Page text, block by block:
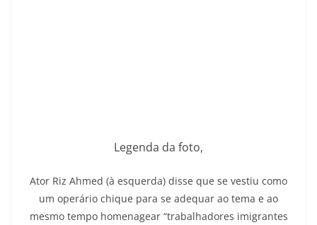
Legenda da foto,
Ator Riz Ahmed (à esquerda) disse que se vestiu como
um operário chique para se adequar ao tema e ao
mesmo tempo homenagear “trabalhadores imigrantes